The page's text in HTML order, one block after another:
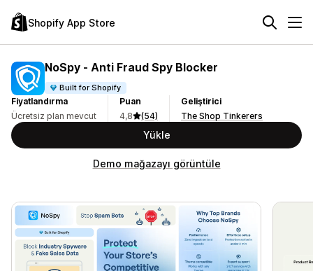
Shopify App Store
NoSpy ‑ Anti Fraud Spy Blocker
Built for Shopify
Fiyatlandırma
Ücretsiz plan mevcut
Puan
4,8
(54)
Geliştirici
The Shop Tinkerers
Yükle
Demo mağazayı görüntüle